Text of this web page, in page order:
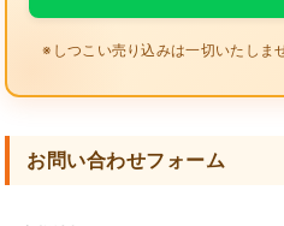
※しつこい売り込みは一切いたしま
お問い合わせフォーム